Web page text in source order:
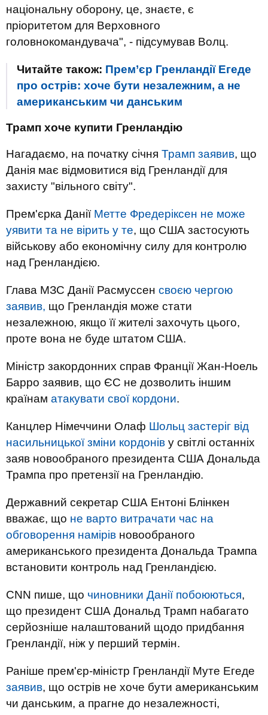
національну оборону, це, знаєте, є
пріоритетом для Верховного
головнокомандувача", - підсумував Волц.
Читайте також: Прем’єр Гренландії Егеде
про острів: хоче бути незалежним, а не
американським чи данським
Трамп хоче купити Гренландію
Нагадаємо, на початку січня Трамп заявив, що
Данія має відмовитися від Гренландії для
захисту "вільного світу".
Прем'єрка Данії Метте Фредеріксен не може
уявити та не вірить у те, що США застосують
військову або економічну силу для контролю
над Гренландією.
Глава МЗС Данії Расмуссен своєю чергою
заявив, що Гренландія може стати
незалежною, якщо її жителі захочуть цього,
проте вона не буде штатом США.
Міністр закордонних справ Франції Жан-Ноель
Барро заявив, що ЄС не дозволить іншим
країнам атакувати свої кордони.
Канцлер Німеччини Олаф Шольц застеріг від
насильницької зміни кордонів у світлі останніх
заяв новообраного президента США Дональда
Трампа про претензії на Гренландію.
Державний секретар США Ентоні Блінкен
вважає, що не варто витрачати час на
обговорення намірів новообраного
американського президента Дональда Трампа
встановити контроль над Гренландією.
CNN пише, що чиновники Данії побоюються,
що президент США Дональд Трамп набагато
серйозніше налаштований щодо придбання
Гренландії, ніж у перший термін.
Раніше прем'єр-міністр Гренландії Муте Егеде
заявив, що острів не хоче бути американським
чи данським, а прагне до незалежності,